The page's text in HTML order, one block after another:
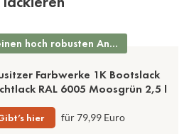
Der Klassiker für einen hoch robusten Anstrich
Farbwerke 1K Bootslack
Yachtlack RAL 6005 Moosgrün 2,5 l
hier
für 79,99 Euro